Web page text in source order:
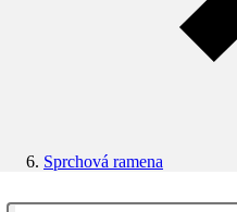
Sprchová ramena